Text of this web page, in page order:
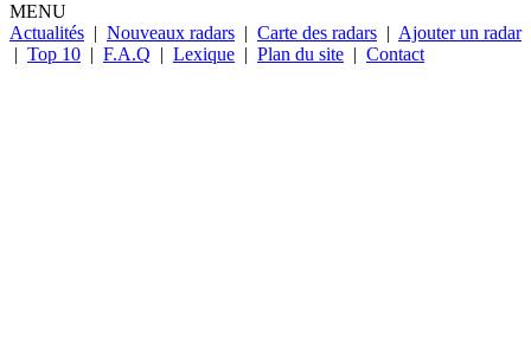
MENU
Actualités | Nouveaux radars | Carte des radars | Ajouter un radar
| Top 10 | F.A.Q | Lexique | Plan du site | Contact